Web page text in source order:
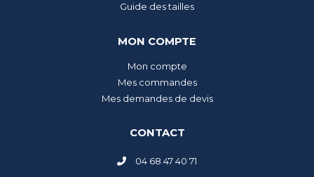
Guide des tailles
MON COMPTE
Mon compte
Mes commandes
Mes demandes de devis
CONTACT
04 68 47 40 71